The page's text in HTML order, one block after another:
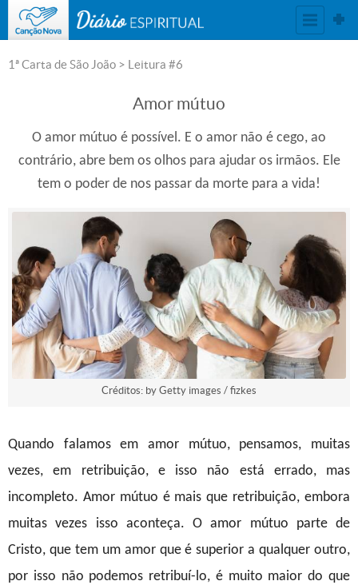
DIÁRIO ESPIRITUAL
1ª Carta de São João > Leitura #6
Amor mútuo
O amor mútuo é possível. E o amor não é cego, ao
contrário, abre bem os olhos para ajudar os irmãos. Ele
tem o poder de nos passar da morte para a vida!
Créditos: by Getty images / fizkes
Quando falamos em amor mútuo, pensamos, muitas
vezes, em retribuição, e isso não está errado, mas
incompleto. Amor mútuo é mais que retribuição, embora
muitas vezes isso aconteça. O amor mútuo parte de
Cristo, que tem um amor que é superior a qualquer outro,
por isso não podemos retribuí-lo, é muito maior do que